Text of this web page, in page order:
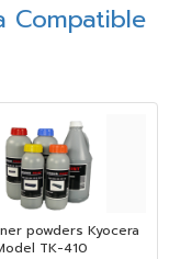
Compatible
powders Kyocera
TK-410